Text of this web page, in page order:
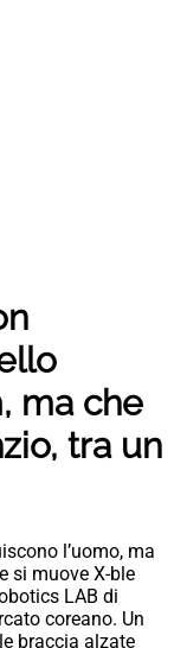
ma che
tra un
l’uomo, ma
si muove X-ble
LAB di
coreano. Un
braccia alzate